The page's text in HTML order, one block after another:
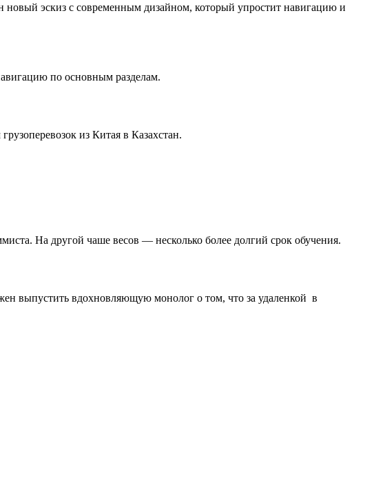
новый эскиз с современным дизайном, который упростит навигацию и
по основным разделам.
из Китая в Казахстан.
На другой чаше весов — несколько более долгий срок обучения.
выпустить вдохновляющую монолог о том, что за удаленкой в